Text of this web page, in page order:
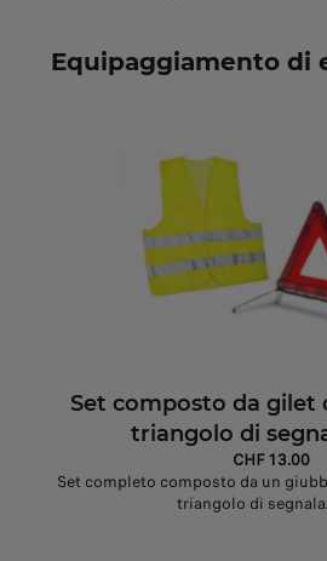
Equipaggiamento di
Set composto da gilet
triangolo di
CHF 13.00
Set completo composto da un
triangolo di